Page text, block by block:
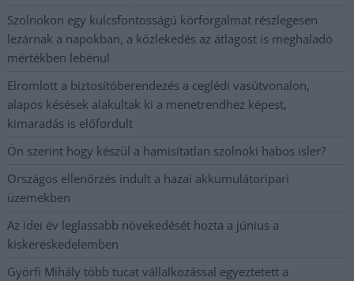
Szolnokon egy kulcsfontosságú körforgalmat részlegesen
lezárnak a napokban, a közlekedés az átlagost is meghaladó
mértékben lebénul
Elromlott a biztosítóberendezés a ceglédi vasútvonalon,
alapos késések alakultak ki a menetrendhez képest,
kimaradás is előfordult
Ön szerint hogy készül a hamisítatlan szolnoki habos isler?
Országos ellenőrzés indult a hazai akkumulátoripari
üzemekben
Az idei év leglassabb növekedését hozta a június a
kiskereskedelemben
Györfi Mihály több tucat vállalkozással egyeztetett a